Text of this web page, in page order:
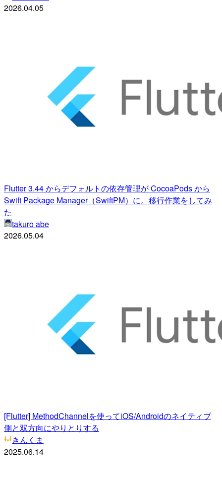
2026.04.05
Flutter 3.44 からデフォルトの依存管理が CocoaPods から
Swift Package Manager（SwiftPM）に。移行作業をしてみ
た
takuro abe
2026.05.04
[Flutter] MethodChannelを使ってiOS/Androidのネイティブ
側と双方向にやりとりする
きんくま
2025.06.14